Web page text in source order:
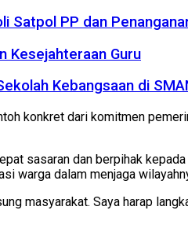
Satpol PP dan
Kesejahteraan Guru
Kebangsaan di
konkret dari komitmen
sasaran dan berpihak
warga dalam menjaga
masyarakat. Saya harap